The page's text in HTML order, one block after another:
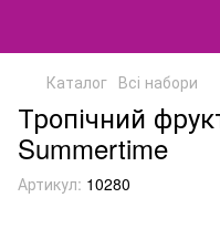
Каталог Всі набори
Тропічний
Summertime
Артикул: 10280